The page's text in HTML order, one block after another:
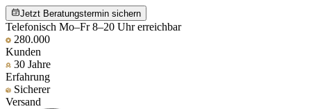
Jetzt Beratungstermin sichern
Telefonisch Mo–Fr 8–20 Uhr erreichbar
280.000
Kunden
30 Jahre
Erfahrung
Sicherer
Versand